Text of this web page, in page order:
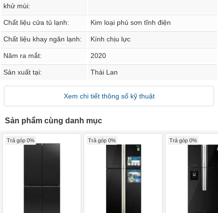
khử mùi:
Chất liệu cửa tủ lạnh: Kim loại phủ sơn tĩnh điện
Chất liệu khay ngăn lạnh: Kính chịu lực
Năm ra mắt: 2020
Sản xuất tại: Thái Lan
Xem chi tiết thông số kỹ thuật
Sản phẩm cùng danh mục
Trả góp 0% Trả góp 0% Trả góp 0%